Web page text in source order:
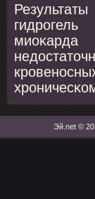
Эй.net ©